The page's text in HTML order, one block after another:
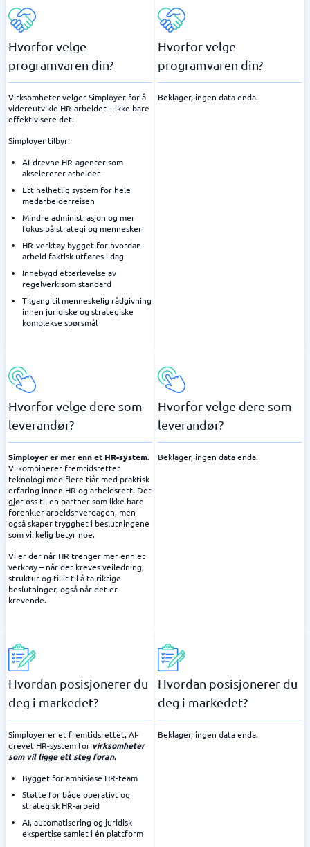
Hvorfor velge
programvaren din?
Virksomheter velger Simployer for å
videreutvikle HR-arbeidet – ikke bare
effektivisere det.
Simployer tilbyr:
AI-drevne HR-agenter som
akselererer arbeidet
Ett helhetlig system for hele
medarbeiderreisen
Mindre administrasjon og mer
fokus på strategi og mennesker
HR-verktøy bygget for hvordan
arbeid faktisk utføres i dag
Innebygd etterlevelse av
regelverk som standard
Tilgang til menneskelig rådgivning
innen juridiske og strategiske
komplekse spørsmål
Hvorfor velge
programvaren din?
Beklager, ingen data enda.
Hvorfor velge dere som
leverandør?
Simployer er mer enn et HR-system.
Vi kombinerer fremtidsrettet
teknologi med flere tiår med praktisk
erfaring innen HR og arbeidsrett. Det
gjør oss til en partner som ikke bare
forenkler arbeidshverdagen, men
også skaper trygghet i beslutningene
som virkelig betyr noe.
Vi er der når HR trenger mer enn et
verktøy – når det kreves veiledning,
struktur og tillit til å ta riktige
beslutninger, også når det er
krevende.
Hvorfor velge dere som
leverandør?
Beklager, ingen data enda.
Hvordan posisjonerer du
deg i markedet?
Simployer er et fremtidsrettet, AI-
drevet HR-system for virksomheter
som vil ligge ett steg foran.
Bygget for ambisiøse HR-team
Støtte for både operativt og
strategisk HR-arbeid
AI, automatisering og juridisk
ekspertise samlet i én plattform
Hvordan posisjonerer du
deg i markedet?
Beklager, ingen data enda.